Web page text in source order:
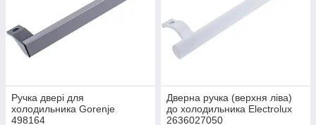
Ручка двері для
холодильника Gorenje
498164
Дверна ручка (верхня ліва)
до холодильника Electrolux
2636027050